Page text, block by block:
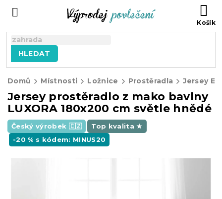
HLEDAT
Domů Místnosti Ložnice Prostěradla Jersey
Jersey prostěradlo z mako bavlny
LUXORA 180x200 cm světle hnědé
Český výrobek 🇨🇿
Top kvalita ★
-20 % s kódem: MINUS20